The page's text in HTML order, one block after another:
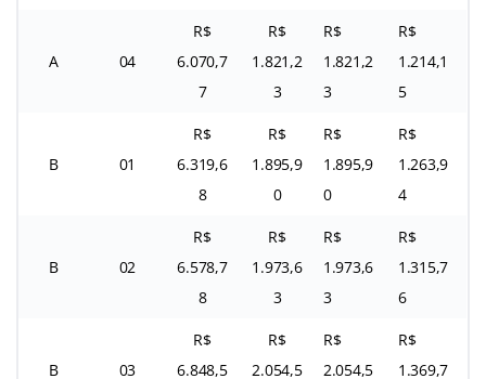
A 04
R$
6.070,7
7
R$
1.821,2
3
R$
1.821,2
3
R$
1.214,1
5
B 01
R$
6.319,6
8
R$
1.895,9
0
R$
1.895,9
0
R$
1.263,9
4
B 02
R$
6.578,7
8
R$
1.973,6
3
R$
1.973,6
3
R$
1.315,7
6
B 03
R$
6.848,5
R$
2.054,5
R$
2.054,5
R$
1.369,7